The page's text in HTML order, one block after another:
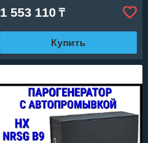
1 553 110 ₸
Купить